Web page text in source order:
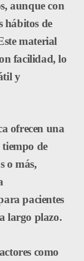
, aunque con
hábitos de
material
facilidad, lo
y
ofrecen una
de
o más,
pacientes
largo plazo.
como